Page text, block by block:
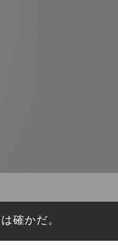
確かだ。